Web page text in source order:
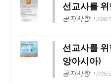
선교사를
공지사항 17/08/
선교사를
앙아시아)
공지사항 17/05/